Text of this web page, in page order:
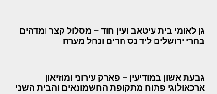
גן לאומי בית עיטאב ועין חוד – מסלול קצר ומדהים
בהרי ירושלים ליד נס הרים ונחל מערה
גבעת אשון במודיעין – פארק עירוני ומוזיאון
ארכאולוגי פתוח מתקופת החשמונאים והבית השני